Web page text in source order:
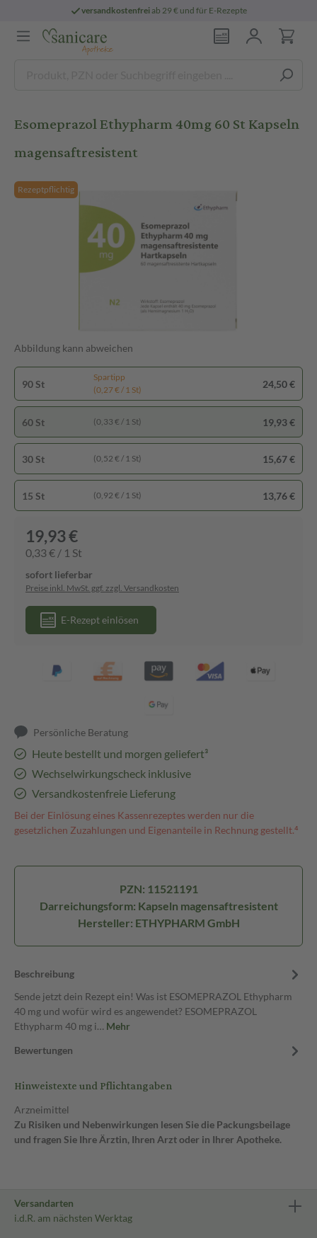
versandkostenfreiab 29 € und für E-Rezepte
Esomeprazol Ethypharm 40mg 60 St Kapseln
magensaftresistent
Rezeptpflichtig
Abbildung kann abweichen
90 St
Spartipp
(0,27 € / 1 St)
24,50 €
60 St (0,33 € / 1 St) 19,93 €
30 St (0,52 € / 1 St) 15,67 €
15 St (0,92 € / 1 St) 13,76 €
19,93 €
0,33 € / 1 St
sofort lieferbar
Preise inkl. MwSt. ggf. zzgl. Versandkosten
E-Rezept einlösen
Persönliche Beratung
Heute bestellt und morgen geliefert³
Wechselwirkungscheck inklusive
Versandkostenfreie Lieferung
Bei der Einlösung eines Kassenrezeptes werden nur die
gesetzlichen Zuzahlungen und Eigenanteile in Rechnung gestellt.⁴
PZN: 11521191
Darreichungsform: Kapseln magensaftresistent
Hersteller: ETHYPHARM GmbH
Beschreibung
Sende jetzt dein Rezept ein! Was ist ESOMEPRAZOL Ethypharm
40 mg und wofür wird es angewendet? ESOMEPRAZOL
Ethypharm 40 mg i… Mehr
Bewertungen
Hinweistexte und Pflichtangaben
Arzneimittel
Zu Risiken und Nebenwirkungen lesen Sie die Packungsbeilage
und fragen Sie Ihre Ärztin, Ihren Arzt oder in Ihrer Apotheke.
Versandarten
i.d.R. am nächsten Werktag